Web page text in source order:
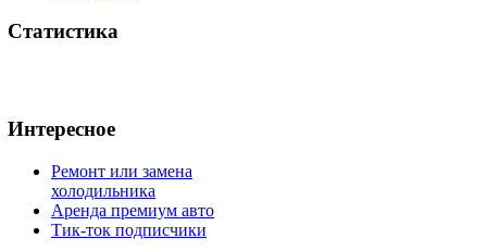
Статистика
Интересное
Ремонт или замена
холодильника
Аренда премиум авто
Тик-ток подписчики